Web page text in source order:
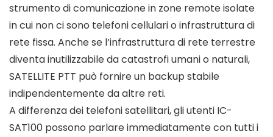
strumento di comunicazione in zone remote isolate
in cui non ci sono telefoni cellulari o infrastruttura di
rete fissa. Anche se l’infrastruttura di rete terrestre
diventa inutilizzabile da catastrofi umani o naturali,
SATELLITE PTT può fornire un backup stabile
indipendentemente da altre reti.
A differenza dei telefoni satellitari, gli utenti IC-
SAT100 possono parlare immediatamente con tutti i